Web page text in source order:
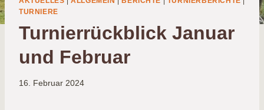
TURNIERE
Turnierrückblick Januar
und Februar
16. Februar 2024